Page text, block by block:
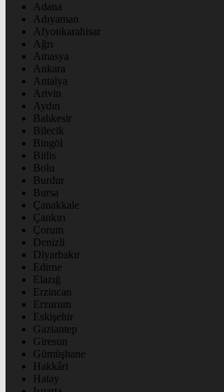
Adana
Adıyaman
Afyonkarahisar
Ağrı
Amasya
Ankara
Antalya
Artvin
Aydın
Balıkesir
Bilecik
Bingöl
Bitlis
Bolu
Burdur
Bursa
Çanakkale
Çankırı
Çorum
Denizli
Diyarbakır
Edirne
Elazığ
Erzincan
Erzurum
Eskişehir
Gaziantep
Giresun
Gümüşhane
Hakkâri
Hatay